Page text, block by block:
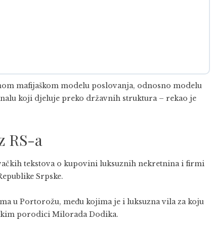
mafijaškom modelu poslovanja, odnosno modelu
koji djeluje preko državnih struktura – rekao je
RS-a
tekstova o kupovini luksuznih nekretnina i firmi
Srpske.
u Portorožu, među kojima je i luksuzna vila za koju
porodici Milorada Dodika.